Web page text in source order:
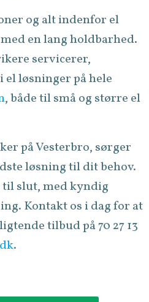
og alt indenfor el
en lang holdbarhed.
servicerer,
løsninger på hele
, både til små og større el
på Vesterbro, sørger
løsning til dit behov.
slut, med kyndig
Kontakt os i dag for at
tilbud på 70 27 13
.